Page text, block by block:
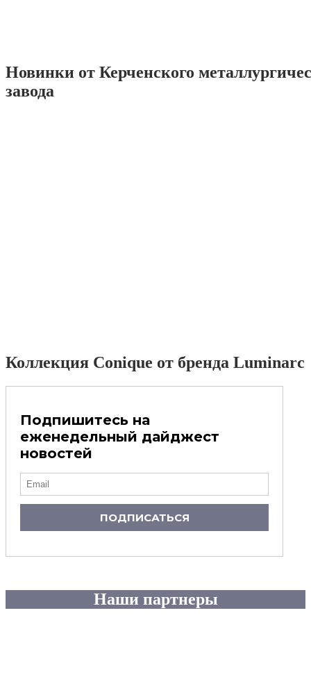
Новинки от Керченского
завода
Коллекция Conique от бренда Luminarc
Подпишитесь на
еженедельный дайджест
новостей
ПОДПИСАТЬСЯ
Наши партнеры